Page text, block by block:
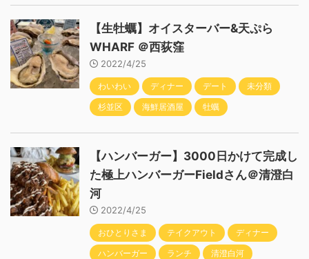
【生牡蠣】オイスターバー&天ぷら
WHARF ＠西荻窪
2022/4/25
わいわい ディナー デート
未分類
杉並区
海鮮居酒屋 牡蠣
【ハンバーガー】3000日かけて完成し
た極上ハンバーガーFieldさん＠清澄白
河
2022/4/25
おひとりさま テイクアウト
ディナー
ハンバーガー
ランチ 清澄白河